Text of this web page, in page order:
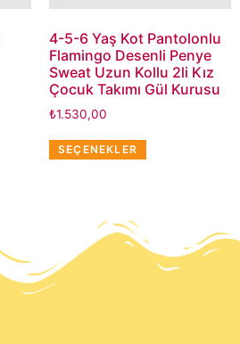
4-5-6 Yaş Kot Pantolonlu
Flamingo Desenli Penye
Sweat Uzun Kollu 2li Kız
Çocuk Takımı Gül Kurusu
₺1.530,00
SEÇENEKLER